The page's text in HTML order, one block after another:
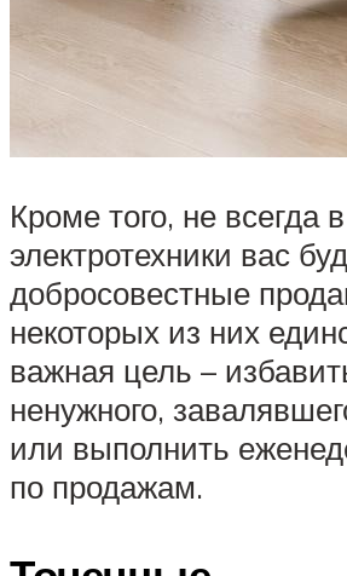
Кроме того, не всегда
электротехники вас
добросовестные
некоторых из них
важная цель –
ненужного,
или выполнить
по продажам.